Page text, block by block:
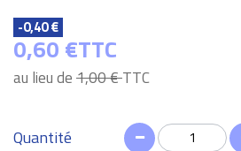
-0,40 €
0,60 €TTC
au lieu de1,00 €TTC
Quantité